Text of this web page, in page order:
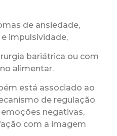
de ansiedade,
impulsividade,
bariátrica ou com
alimentar.
está associado ao
de regulação
negativas,
com a imagem